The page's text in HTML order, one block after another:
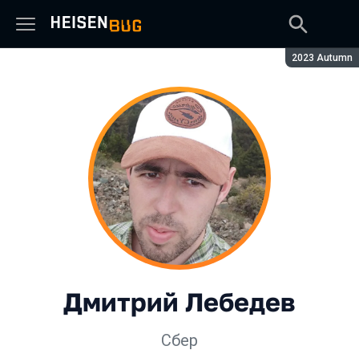
Сезон:
2023 Autumn
Дмитрий Лебедев
Сбер